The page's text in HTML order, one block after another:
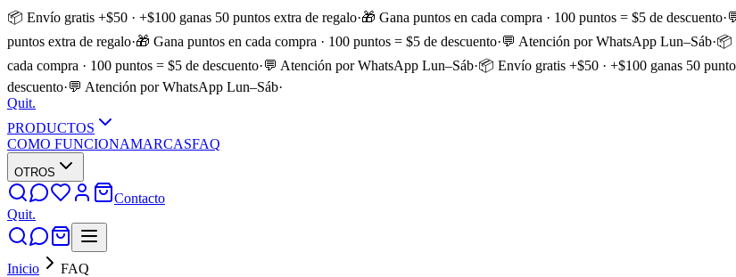
📦 Envío gratis +$50 · +$100 ganas 50 puntos extra de regalo·🎁 Gana puntos en cada compra · 100 puntos = $5 de descuento·
puntos extra de regalo·🎁 Gana puntos en cada compra · 100 puntos = $5 de descuento·💬 Atención por WhatsApp Lun–Sáb·📦
cada compra · 100 puntos = $5 de descuento·💬 Atención por WhatsApp Lun–Sáb·📦 Envío gratis +$50 · +$100 ganas 50
descuento·💬 Atención por WhatsApp Lun–Sáb·
Quit.
PRODUCTOS
COMO FUNCIONAMARCASFAQ
OTROS
Contacto
Quit.
Inicio FAQ